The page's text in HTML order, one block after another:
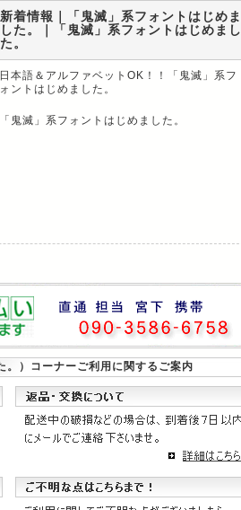
新着情報｜「鬼滅」系フォントはじめま
した。｜「鬼滅」系フォントはじめまし
た。
日本語＆アルファベットOK！！「鬼滅」系フ
ォントはじめました。
「鬼滅」系フォントはじめました。
） コーナーご利用に関するご案内